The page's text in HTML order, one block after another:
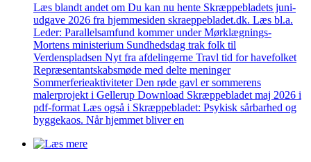
Læs blandt andet om Du kan nu hente Skræppebladets juni-
udgave 2026 fra hjemmesiden skraeppebladet.dk. Læs bl.a.
Leder: Parallelsamfund kommer under Mørklægnings-
Mortens ministerium Sundhedsdag trak folk til
Verdenspladsen Nyt fra afdelingerne Travl tid for havefolket
Repræsentantskabsmøde med delte meninger
Sommerferieaktiviteter Den røde gavl er sommerens
malerprojekt i Gellerup Download Skræppebladet maj 2026 i
pdf-format Læs også i Skræppebladet: Psykisk sårbarhed og
byggekaos. Når hjemmet bliver en